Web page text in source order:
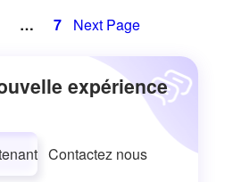
and the integration of
on-chain
… 7 Next Page
expérience
Contactez nous